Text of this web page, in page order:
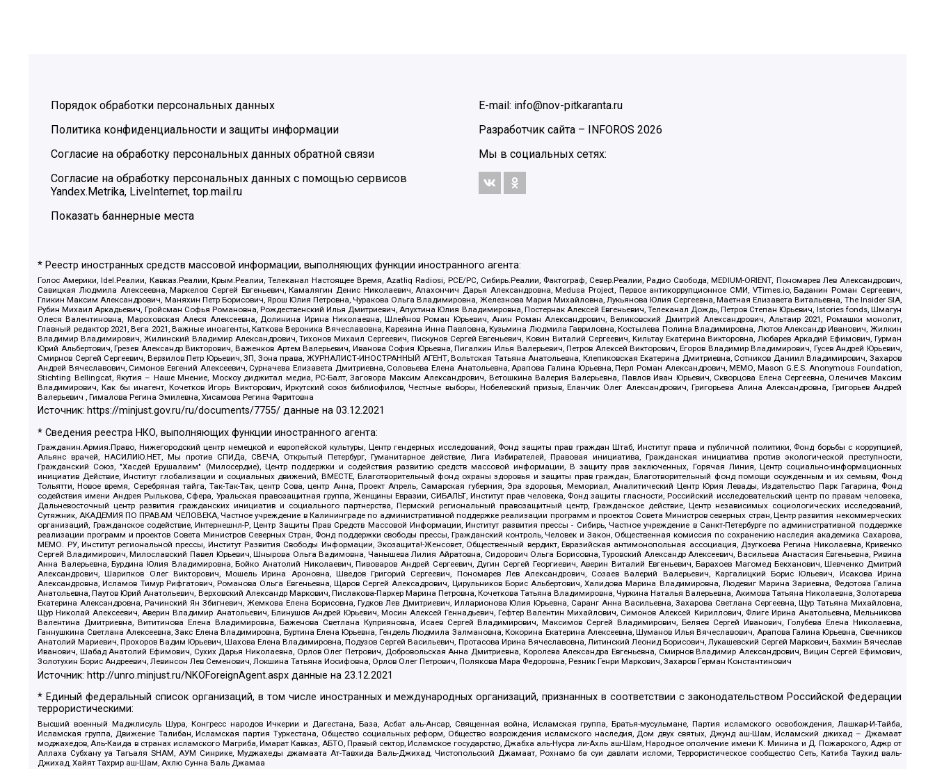
Порядок обработки персональных данных
Политика конфиденциальности и защиты информации
Согласие на обработку персональных данных обратной связи
Согласие на обработку персональных данных с помощью сервисов
Yandex.Metrika, LiveInternet, top.mail.ru
Показать баннерные места
E-mail: info@nov-pitkaranta.ru
Разработчик сайта – INFOROS 2026
Мы в социальных сетях:
* Реестр иностранных средств массовой информации, выполняющих функции иностранного агента:
Голос Америки, Idel.Реалии, Кавказ.Реалии, Крым.Реалии, Телеканал Настоящее Время, Azatliq Radiosi, PCE/PC, Сибирь.Реалии, Фактограф, Север.Реалии, Радио Свобода, MEDIUM-ORIENT, Пономарев Лев Александрович,
Савицкая Людмила Алексеевна, Маркелов Сергей Евгеньевич, Камалягин Денис Николаевич, Апахончич Дарья Александровна, Medusa Project, Первое антикоррупционное СМИ, VTimes.io, Баданин Роман Сергеевич,
Гликин Максим Александрович, Маняхин Петр Борисович, Ярош Юлия Петровна, Чуракова Ольга Владимировна, Железнова Мария Михайловна, Лукьянова Юлия Сергеевна, Маетная Елизавета Витальевна, The Insider SIA,
Рубин Михаил Аркадьевич, Гройсман Софья Романовна, Рождественский Илья Дмитриевич, Апухтина Юлия Владимировна, Постернак Алексей Евгеньевич, Телеканал Дождь, Петров Степан Юрьевич, Istories fonds, Шмагун
Олеся Валентиновна, Мароховская Алеся Алексеевна, Долинина Ирина Николаевна, Шлейнов Роман Юрьевич, Анин Роман Александрович, Великовский Дмитрий Александрович, Альтаир 2021, Ромашки монолит,
Главный редактор 2021, Вега 2021, Важные иноагенты, Каткова Вероника Вячеславовна, Карезина Инна Павловна, Кузьмина Людмила Гавриловна, Костылева Полина Владимировна, Лютов Александр Иванович, Жилкин
Владимир Владимирович, Жилинский Владимир Александрович, Тихонов Михаил Сергеевич, Пискунов Сергей Евгеньевич, Ковин Виталий Сергеевич, Кильтау Екатерина Викторовна, Любарев Аркадий Ефимович, Гурман
Юрий Альбертович, Грезев Александр Викторович, Важенков Артем Валерьевич, Иванова София Юрьевна, Пигалкин Илья Валерьевич, Петров Алексей Викторович, Егоров Владимир Владимирович, Гусев Андрей Юрьевич,
Смирнов Сергей Сергеевич, Верзилов Петр Юрьевич, ЗП, Зона права, ЖУРНАЛИСТ-ИНОСТРАННЫЙ АГЕНТ, Вольтская Татьяна Анатольевна, Клепиковская Екатерина Дмитриевна, Сотников Даниил Владимирович, Захаров
Андрей Вячеславович, Симонов Евгений Алексеевич, Сурначева Елизавета Дмитриевна, Соловьева Елена Анатольевна, Арапова Галина Юрьевна, Перл Роман Александрович, МЕМО, Mason G.E.S. Anonymous Foundation,
Stichting Bellingcat, Якутия – Наше Мнение, Москоу диджитал медиа, РС-Балт, Заговора Максим Александрович, Ветошкина Валерия Валерьевна, Павлов Иван Юрьевич, Скворцова Елена Сергеевна, Оленичев Максим
Владимирович, Как бы инагент, Кочетков Игорь Викторович, Иркутский союз библиофилов, Честные выборы, Нобелевский призыв, Еланчик Олег Александрович, Григорьева Алина Александровна, Григорьев Андрей
Валерьевич , Гималова Регина Эмилевна, Хисамова Регина Фаритовна
Источник: https://minjust.gov.ru/ru/documents/7755/ данные на03.12.2021
* Сведения реестра НКО, выполняющих функции иностранного агента:
Гражданин.Армия.Право, Нижегородский центр немецкой и европейской культуры, Центр гендерных исследований, Фонд защиты прав граждан Штаб, Институт права и публичной политики, Фонд борьбы с коррупцией,
Альянс врачей, НАСИЛИЮ.НЕТ, Мы против СПИДа, СВЕЧА, Открытый Петербург, Гуманитарное действие, Лига Избирателей, Правовая инициатива, Гражданская инициатива против экологической преступности,
Гражданский Союз, "Хасдей Ерушалаим" (Милосердие), Центр поддержки и содействия развитию средств массовой информации, В защиту прав заключенных, Горячая Линия, Центр социально-информационных
инициатив Действие, Институт глобализации и социальных движений, ВМЕСТЕ, Благотворительный фонд охраны здоровья и защиты прав граждан, Благотворительный фонд помощи осужденным и их семьям, Фонд
Тольятти, Новое время, Серебряная тайга, Так-Так-Так, центр Сова, центр Анна, Проект Апрель, Самарская губерния, Эра здоровья, Мемориал, Аналитический Центр Юрия Левады, Издательство Парк Гагарина, Фонд
содействия имени Андрея Рылькова, Сфера, Уральская правозащитная группа, Женщины Евразии, СИБАЛЬТ, Институт прав человека, Фонд защиты гласности, Российский исследовательский центр по правам человека,
Дальневосточный центр развития гражданских инициатив и социального партнерства, Пермский региональный правозащитный центр, Гражданское действие, Центр независимых социологических исследований,
Сутяжник, АКАДЕМИЯ ПО ПРАВАМ ЧЕЛОВЕКА, Частное учреждение в Калининграде по административной поддержке реализации программ и проектов Совета Министров северных стран, Центр развития некоммерческих
организаций, Гражданское содействие, Интернешнл-Р, Центр Защиты Прав Средств Массовой Информации, Институт развития прессы - Сибирь, Частное учреждение в Санкт-Петербурге по административной поддержке
реализации программ и проектов Совета Министров Северных Стран, Фонд поддержки свободы прессы, Гражданский контроль, Человек и Закон, Общественная комиссия по сохранению наследия академика Сахарова,
МЕМО. РУ, Институт региональной прессы, Институт Развития Свободы Информации, Экозащита!-Женсовет, Общественный вердикт, Евразийская антимонопольная ассоциация, Дзугкоева Регина Николаевна, Кривенко
Сергей Владимирович, Милославский Павел Юрьевич, Шнырова Ольга Вадимовна, Чанышева Лилия Айратовна, Сидорович Ольга Борисовна, Туровский Александр Алексеевич, Васильева Анастасия Евгеньевна, Ривина
Анна Валерьевна, Бурдина Юлия Владимировна, Бойко Анатолий Николаевич, Пивоваров Андрей Сергеевич, Дугин Сергей Георгиевич, Аверин Виталий Евгеньевич, Барахоев Магомед Бекханович, Шевченко Дмитрий
Александрович, Шарипков Олег Викторович, Мошель Ирина Ароновна, Шведов Григорий Сергеевич, Пономарев Лев Александрович, Созаев Валерий Валерьевич, Каргалицкий Борис Юльевич, Исакова Ирина
Александровна, Исламов Тимур Рифгатович, Романова Ольга Евгеньевна, Щаров Сергей Алексадрович, Цирульников Борис Альбертович, Халидова Марина Владимировна, Людевиг Марина Зариевна, Федотова Галина
Анатольевна, Паутов Юрий Анатольевич, Верховский Александр Маркович, Пислакова-Паркер Марина Петровна, Кочеткова Татьяна Владимировна, Чуркина Наталья Валерьевна, Акимова Татьяна Николаевна, Золотарева
Екатерина Александровна, Рачинский Ян Збигневич, Жемкова Елена Борисовна, Гудков Лев Дмитриевич, Илларионова Юлия Юрьевна, Саранг Анна Васильевна, Захарова Светлана Сергеевна, Щур Татьяна Михайловна,
Щур Николай Алексеевич, Аверин Владимир Анатольевич, Блинушов Андрей Юрьевич, Мосин Алексей Геннадьевич, Гефтер Валентин Михайлович, Симонов Алексей Кириллович, Флиге Ирина Анатольевна, Мельникова
Валентина Дмитриевна, Вититинова Елена Владимировна, Баженова Светлана Куприяновна, Исаев Сергей Владимирович, Максимов Сергей Владимирович, Беляев Сергей Иванович, Голубева Елена Николаевна,
Ганнушкина Светлана Алексеевна, Закс Елена Владимировна, Буртина Елена Юрьевна, Гендель Людмила Залмановна, Кокорина Екатерина Алексеевна, Шуманов Илья Вячеславович, Арапова Галина Юрьевна, Свечников
Анатолий Мариевич, Прохоров Вадим Юрьевич, Шахова Елена Владимировна, Подузов Сергей Васильевич, Протасова Ирина Вячеславовна, Литинский Леонид Борисович, Лукашевский Сергей Маркович, Бахмин Вячеслав
Иванович, Шабад Анатолий Ефимович, Сухих Дарья Николаевна, Орлов Олег Петрович, Добровольская Анна Дмитриевна, Королева Александра Евгеньевна, Смирнов Владимир Александрович, Вицин Сергей Ефимович,
Золотухин Борис Андреевич, Левинсон Лев Семенович, Локшина Татьяна Иосифовна, Орлов Олег Петрович, Полякова Мара Федоровна, Резник Генри Маркович, Захаров Герман Константинович
Источник: http://unro.minjust.ru/NKOForeignAgent.aspx данные на23.12.2021
* Единый федеральный список организаций, в том числе иностранных и международных организаций, признанных в соответствии с законодательством Российской Федерации
террористическими:
Высший военный Маджлисуль Шура, Конгресс народов Ичкерии и Дагестана, База, Асбат аль-Ансар, Священная война, Исламская группа, Братья-мусульмане, Партия исламского освобождения, Лашкар-И-Тайба,
Исламская группа, Движение Талибан, Исламская партия Туркестана, Общество социальных реформ, Общество возрождения исламского наследия, Дом двух святых, Джунд аш-Шам, Исламский джихад – Джамаат
моджахедов, Аль-Каида в странах исламского Магриба, Имарат Кавказ, АБТО, Правый сектор, Исламское государство, Джабха аль-Нусра ли-Ахль аш-Шам, Народное ополчение имени К. Минина и Д. Пожарского, Аджр от
Аллаха Субхану уа Тагьаля SHAM, АУМ Синрике, Муджахеды джамаата Ат-Тавхида Валь-Джихад, Чистопольский Джамаат, Рохнамо ба суи давлати исломи, Террористическое сообщество Сеть, Катиба Таухид валь-
Джихад, Хайят Тахрир аш-Шам, Ахлю Сунна Валь Джамаа